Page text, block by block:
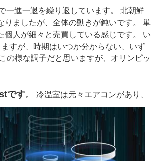
一進一退を繰り返しています。 北朝鮮
りましたが、全体の動きが鈍いです。 単
個人が細々と売買している感じです。 い
すが、時期はいつか分からない、いず
の様な調子だと思いますが、オリンピッ
です。
冷温室は元々エアコンがあり、